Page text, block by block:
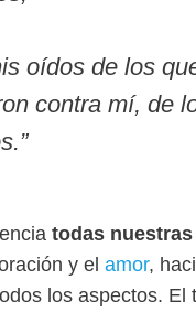
oídos de los
contra mí, de
todas
y el amor,
los aspectos. El